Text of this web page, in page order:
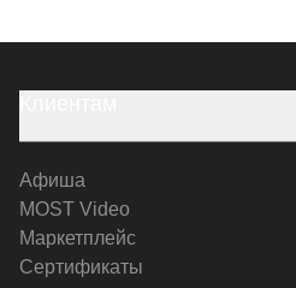
Афиша
MOST Video
Маркетплейс
Сертификаты